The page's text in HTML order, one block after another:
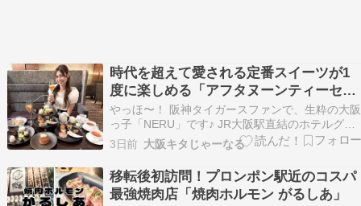
時代を超えて愛される定番スイーツが1
度に楽しめる「アフタヌーンティーセッ
ト ～レトロ～」＠ホテルグランヴィア大
阪【7/1～9/30】
やっほ〜！ 阪神タイガースファンで、生粋の大阪
っ子「NERU」です♪ JR大阪駅直結のホテルグラ
ンヴィア大阪1階「ティーラウンジ」にて、2026
年7月1日から9月30日まで販売されている「アフ
タヌーンティーセット ～レトロ～」。 昔ながら
の喫茶店を思わせる定番スイーツを、ホテルな…
3日前 大阪キタじゃーなる
移転後初訪問！プロンポン駅近のコスパ
最強焼肉店「焼肉ホルモン がるしあ」